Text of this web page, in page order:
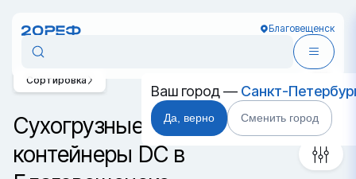
Благовещенск
Ваш город — Санкт-
Да, верно Сменить город
Сухогрузные морские
контейнеры DC в
Сортировка